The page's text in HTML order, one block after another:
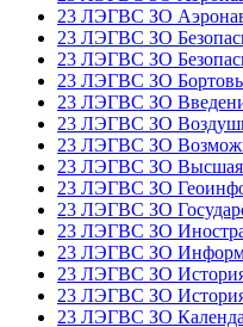
23 ЛЭГВС ЗО
23 ЛЭГВС ЗО
23 ЛЭГВС ЗО
23 ЛЭГВС ЗО
23 ЛЭГВС ЗО
23 ЛЭГВС ЗО
23 ЛЭГВС ЗО
23 ЛЭГВС ЗО
23 ЛЭГВС ЗО
23 ЛЭГВС ЗО
23 ЛЭГВС ЗО
23 ЛЭГВС ЗО
23 ЛЭГВС ЗО
23 ЛЭГВС ЗО
23 ЛЭГВС ЗО